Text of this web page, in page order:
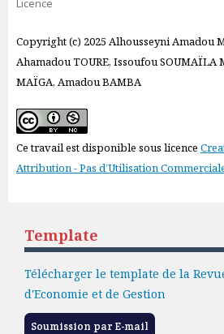
Licence
Copyright (c) 2025 Alhousseyni Amadou
Ahamadou TOURE, Issoufou SOUMAÏLA
MAÏGA, Amadou BAMBA
Ce travail est disponible sous licence
Attribution - Pas d’Utilisation
Template
Télécharger le template de la
d'Economie et de Gestion
Soumission par E-mail